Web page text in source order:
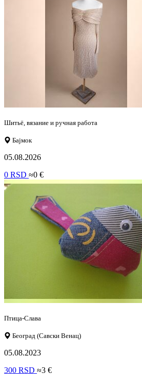
Шитьё, вязание и ручная работа
Бајмок
05.08.2026
0 RSD ≈0 €
Птица-Слава
Београд (Савски Венац)
05.08.2023
300 RSD ≈3 €